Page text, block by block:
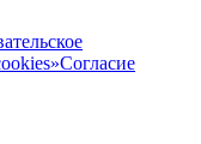
Согласие